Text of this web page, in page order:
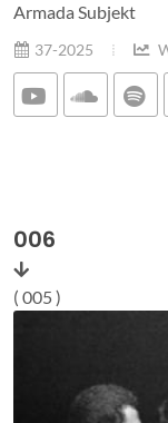
Armada Subjekt
37-2025
006
( 005 )